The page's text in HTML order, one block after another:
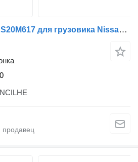
Рулевая колонка TAS20M617 для грузовика Nissan ATLEON | 00